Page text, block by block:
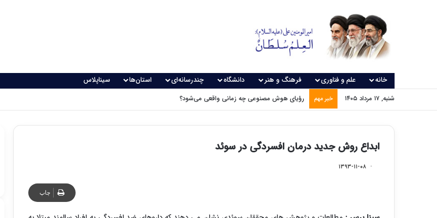
خانه علم و فناوری فرهنگ و هنر دانشگاه چندرسانه‌ای استان‌ها سیناپلاس
شنبه, ۱۷ مرداد ۱۴۰۵ خبر مهم رؤیای هوش مصنوعی چه زمانی واقعی می‌شود؟
ابداع روش جدید درمان افسردگی در سوئد
۱۳۹۳-۱۱-۰۸
چاپ